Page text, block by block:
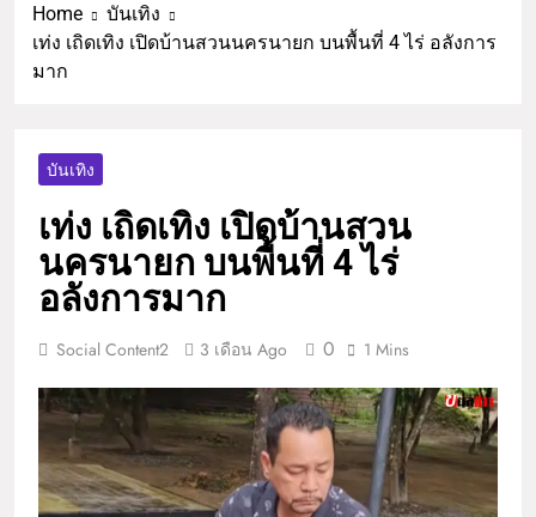
Home
บันเทิง
เท่ง เถิดเทิง เปิดบ้านสวนนครนายก บนพื้นที่ 4 ไร่ อลังการ
มาก
บันเทิง
เท่ง เถิดเทิง เปิดบ้านสวน
นครนายก บนพื้นที่ 4 ไร่
อลังการมาก
Social Content2 3 เดือน Ago 0 1 Mins